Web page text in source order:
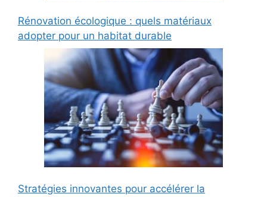
Rénovation écologique : quels matériaux
adopter pour un habitat durable
Stratégies innovantes pour accélérer la